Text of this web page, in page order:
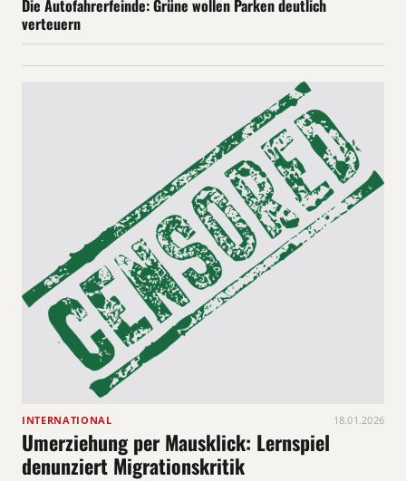
Die Autofahrerfeinde: Grüne wollen Parken deutlich
verteuern
INTERNATIONAL 18.01.2026
Umerziehung per Mausklick: Lernspiel
denunziert Migrationskritik